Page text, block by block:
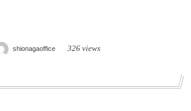
shionagaoffice 326 views